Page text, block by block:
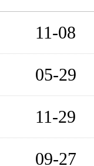
07-18
07-17
07-16
07-15